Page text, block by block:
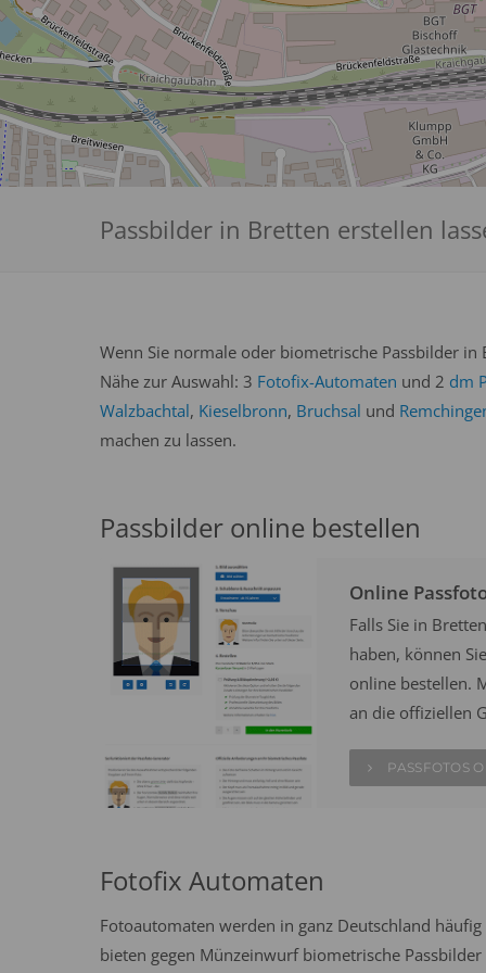
Passbilder in Bretten erstellen
Wenn Sie normale oder biometrische Passbilder
Nähe zur Auswahl: 3 Fotofix-Automaten und 2 dm
Walzbachtal, Kieselbronn, Bruchsal und
machen zu lassen.
Passbilder online bestellen
Online
Falls Sie in
haben, können
online bestellen.
an die offiziellen
PASSFOTOS
Fotofix Automaten
Fotoautomaten werden in ganz Deutschland
bieten gegen Münzeinwurf biometrische